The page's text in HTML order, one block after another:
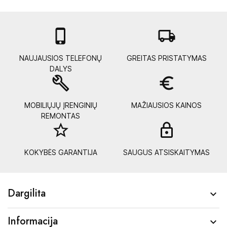

NAUJAUSIOS TELEFONŲ
DALYS
local_shipping
GREITAS PRISTATYMAS
build
MOBILIŲJŲ ĮRENGINIŲ
REMONTAS
euro_symbol
MAŽIAUSIOS KAINOS
star_border
KOKYBĖS GARANTIJA SAUGUS ATSISKAITYMAS
Dargilita 
Informacija 